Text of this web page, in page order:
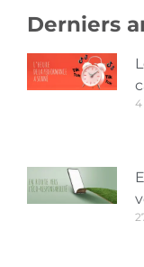
Derniers
4